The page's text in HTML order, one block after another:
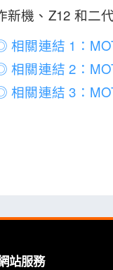
新機、Z12 和二
相關連結 1：
相關連結 2：
相關連結 3：
站服務